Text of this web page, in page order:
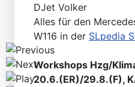
DJet Volker
Alles für den
W116 in der SLpedia
Workshops Hzg/
20.6.(ER)/29.8.(F),